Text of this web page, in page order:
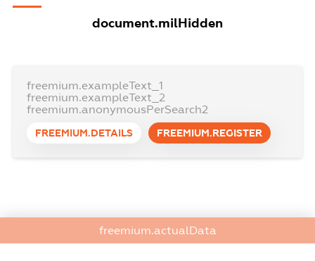
document.milHidden
freemium.exampleText_1
freemium.exampleText_2
freemium.anonymousPerSearch2
FREEMIUM.DETAILS FREEMIUM.REGISTER
freemium.actualData